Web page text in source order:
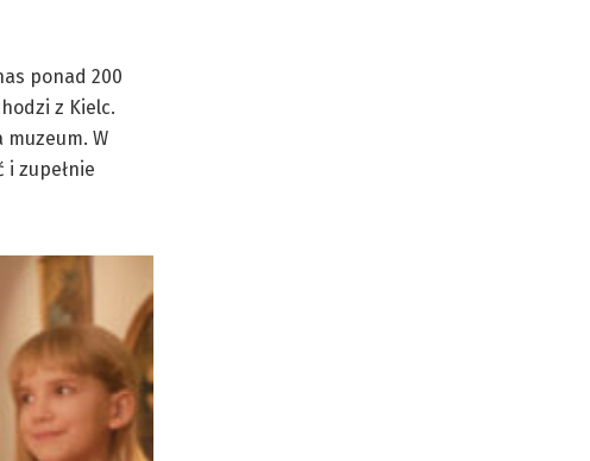
ponad 200
z Kielc.
W
i zupełnie